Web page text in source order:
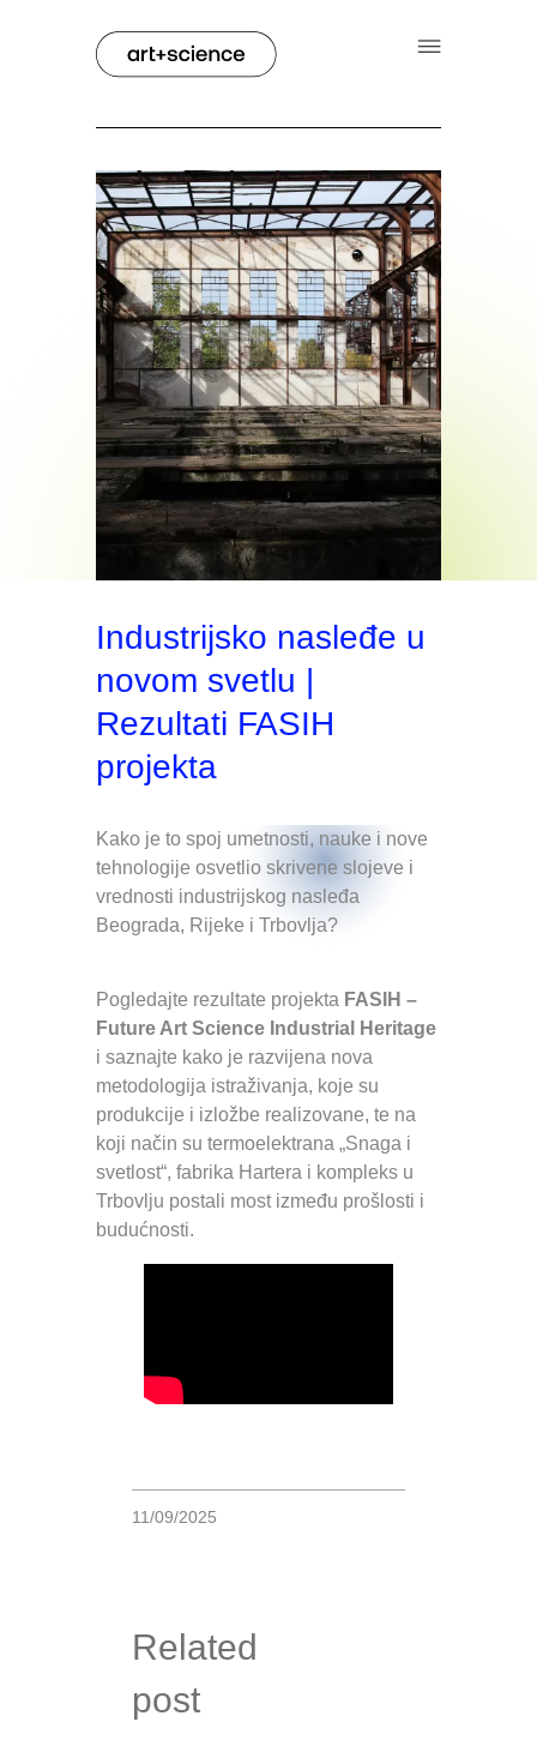
Industrijsko nasleđe u
novom svetlu |
Rezultati FASIH
projekta
Kako je to spoj umetnosti, nauke i nove
tehnologije osvetlio skrivene slojeve i
vrednosti industrijskog nasleđa
Beograda, Rijeke i Trbovlja?
Pogledajte rezultate projekta FASIH –
Future Art Science Industrial Heritage
i saznajte kako je razvijena nova
metodologija istraživanja, koje su
produkcije i izložbe realizovane, te na
koji način su termoelektrana „Snaga i
svetlost“, fabrika Hartera i kompleks u
Trbovlju postali most između prošlosti i
budućnosti.
11/09/2025
Related
post